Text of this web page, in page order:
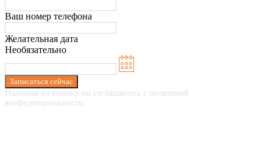
Ваш номер телефона
Желательная дата
Необязательно
Записаться сейчас
Нажимая на кнопку вы соглашаетесь с политикой
конфиденциальности